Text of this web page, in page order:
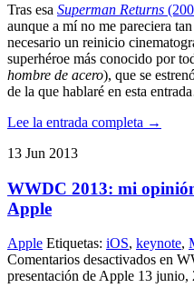
Tras esa Superman Returns
aunque a mí no me pareciera
necesario un reinicio
superhéroe más conocido por
hombre de acero), que se
de la que hablaré en esta
Lee la entrada completa →
13 Jun 2013
WWDC 2013: mi
Apple
Apple Etiquetas: iOS, keynote,
Comentarios desactivados en
presentación de Apple 13 junio,